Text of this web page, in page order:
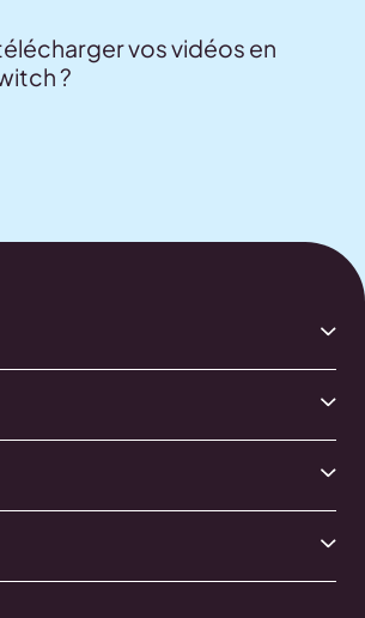
vos vidéos en
?